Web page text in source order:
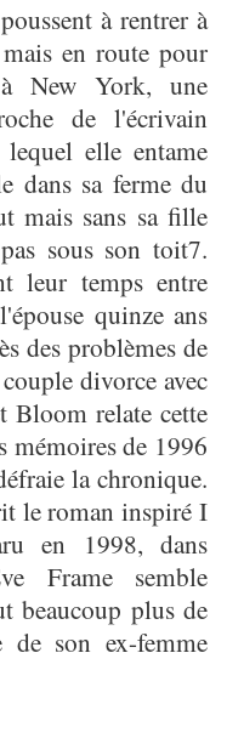
à rentrer à
en route pour
New York, une
de l'écrivain
elle entame
dans sa ferme du
mais sans sa fille
sous son toit7.
leur temps entre
quinze ans
des problèmes de
divorce avec
Bloom relate cette
mémoires de 1996
la chronique.
le roman inspiré I
en 1998, dans
Frame semble
beaucoup plus de
de son ex-femme